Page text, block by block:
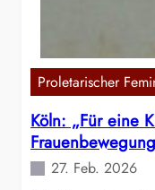
Proletarischer
Köln: „Für eine
27. Feb. 2026